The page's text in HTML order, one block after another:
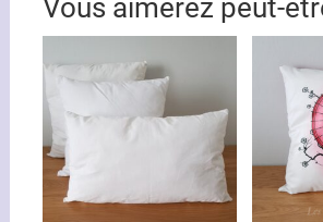
Vous aimerez peut-